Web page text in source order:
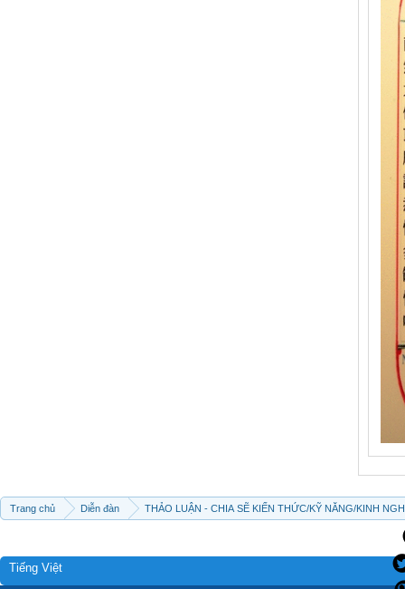
Trang chủ Diễn đàn THẢO LUẬN - CHIA SẼ KIẾN THỨC/KỸ NĂNG/KINH
Tiếng Việt